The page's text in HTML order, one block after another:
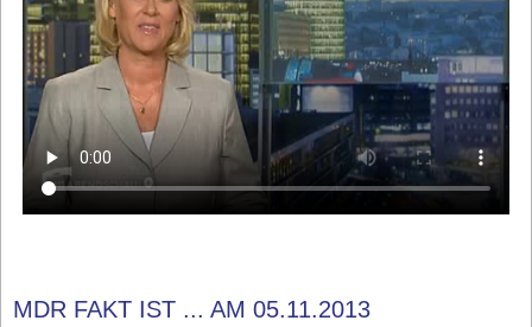
MDR FAKT IST ... AM 05.11.2013